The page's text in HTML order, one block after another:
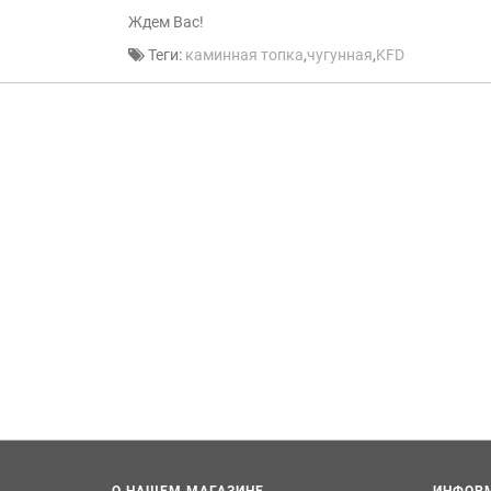
Ждем Вас!
Теги: каминная топка,чугунная,KFD